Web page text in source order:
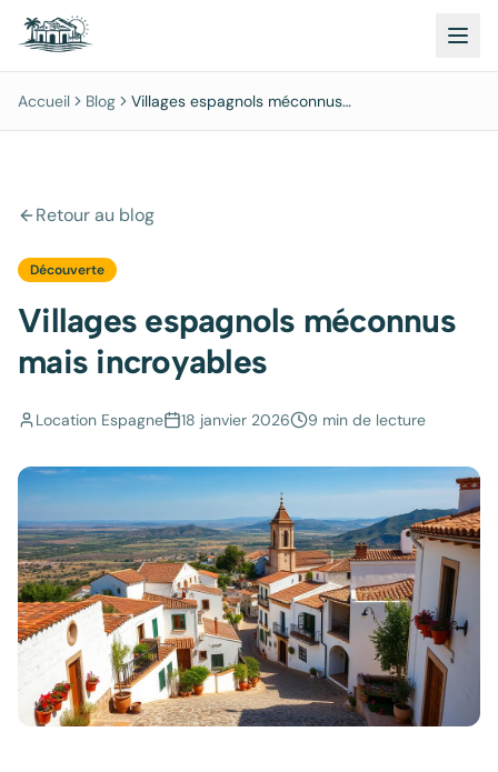
Accueil Blog
Villages espagnols méconnus
Retour au blog
Découverte
Villages espagnols méconnus
mais incroyables
Location Espagne 18 janvier 2026 9 min de lecture